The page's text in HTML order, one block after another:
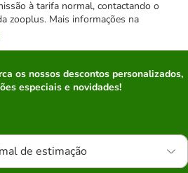
à tarifa normal, contactando o
zooplus. Mais informações na
os nossos descontos personalizados,
especiais e novidades!
de estimação